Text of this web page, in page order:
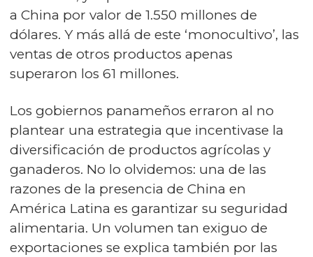
a China por valor de 1.550 millones de
dólares. Y más allá de este ‘monocultivo’, las
ventas de otros productos apenas
superaron los 61 millones.
Los gobiernos panameños erraron al no
plantear una estrategia que incentivase la
diversificación de productos agrícolas y
ganaderos. No lo olvidemos: una de las
razones de la presencia de China en
América Latina es garantizar su seguridad
alimentaria. Un volumen tan exiguo de
exportaciones se explica también por las